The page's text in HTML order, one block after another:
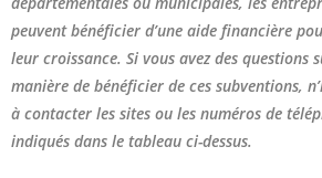
peuvent bénéficier d’une aide financière
leur croissance. Si vous avez des questions
manière de bénéficier de ces subventions,
à contacter les sites ou les numéros de
indiqués dans le tableau ci-dessus.